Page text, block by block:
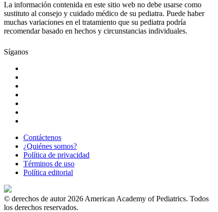
La información contenida en este sitio web no debe usarse como
sustituto al consejo y cuidado médico de su pediatra. Puede haber
muchas variaciones en el tratamiento que su pediatra podría
recomendar basado en hechos y circunstancias individuales.
Síganos
Contáctenos
¿Quiénes somos?
Política de privacidad
Términos de uso
Política editorial
© derechos de autor 2026 American Academy of Pediatrics. Todos
los derechos reservados.